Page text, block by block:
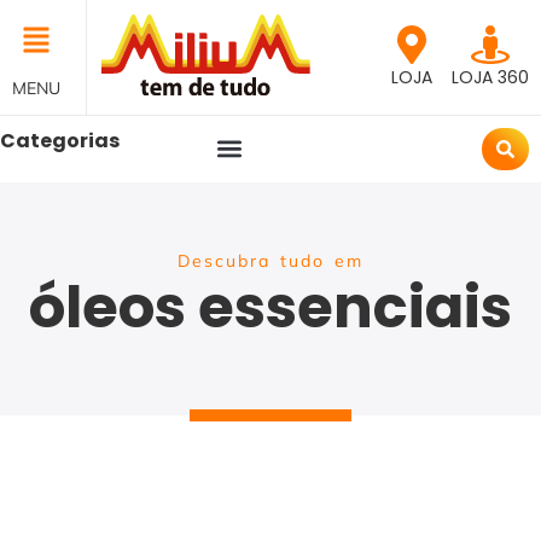
MENU LOJA LOJA 360
Categorias
Descubra tudo em
óleos essenciais